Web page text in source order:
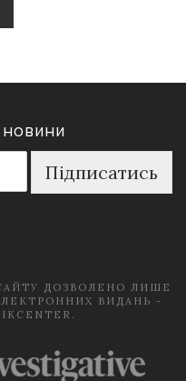
новини
Підписатись
ДОЗВОЛЕНО ЛИШЕ
ВИДАНЬ -